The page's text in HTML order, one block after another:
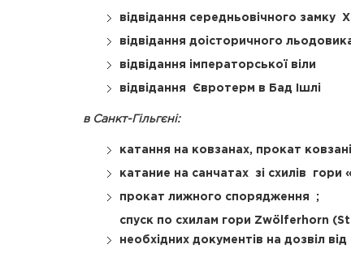
відвідання середньовічного замку
відвідання доісторичного
відвідання імператорської віли
відвідання Євротерм в Бад Ішлі
в Санкт-Гільгєні:
катання на ковзанах, прокат
катание на санчатах зі схилів
прокат лижного спорядження ;
спуск по схилам гори Zwölferhorn
необхідних документів на дозвіл